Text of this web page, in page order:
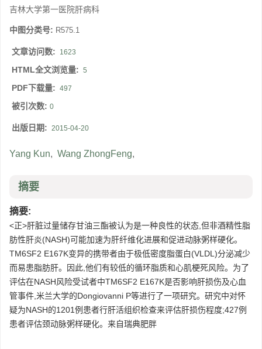
吉林大学第一医院肝病科
中图分类号: R575.1
文章访问数: 1623
HTML全文浏览量: 5
PDF下载量: 497
被引次数: 0
出版日期: 2015-04-20
Yang Kun, Wang ZhongFeng,
摘要
摘要:
<正>肝脏过量储存甘油三酯被认为是一种良性的状态,但非酒精性脂
肪性肝炎(NASH)可能加速为肝纤维化进展和促进动脉粥样硬化。
TM6SF2 E167K变异的携带者由于极低密度脂蛋白(VLDL)分泌减少
而易患脂肪肝。因此,他们有较低的循环脂质和心肌梗死风险。为了
评估在NASH风险受试者中TM6SF2 E167K是否影响肝损伤及心血
管事件,米兰大学的Dongiovanni P等进行了一项研究。研究中对怀
疑为NASH的1201例患者行肝活组织检查来评估肝损伤程度;427例
患者评估颈动脉粥样硬化。来自瑞典肥胖